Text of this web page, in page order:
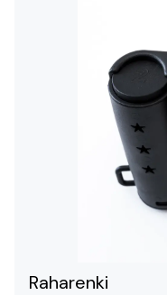
Raharenki